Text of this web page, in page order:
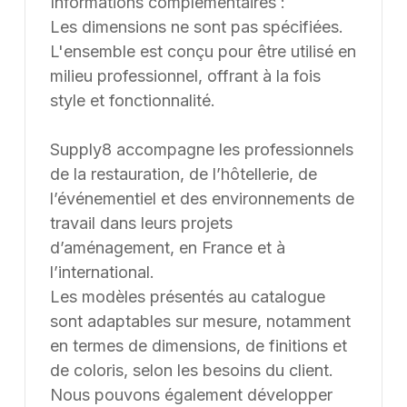
Une erreur inattendue est
survenue
Nous avons rencontré un problème lors du
chargement de l'application.